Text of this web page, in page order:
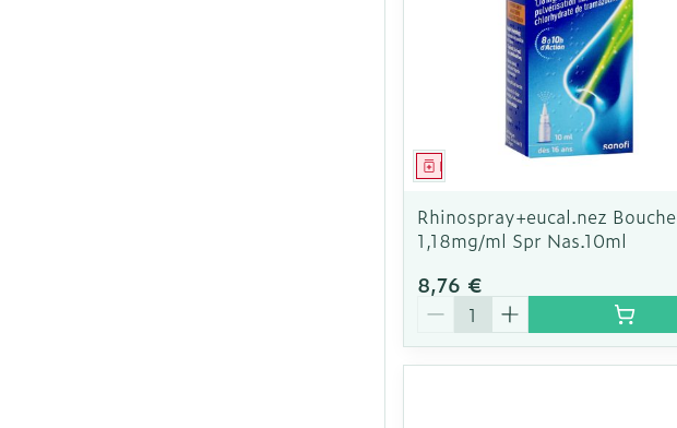
Médicament
Rhinospray+eucal.nez Bouche
1,18mg/ml Spr Nas.10ml
8,76 €
Quantité